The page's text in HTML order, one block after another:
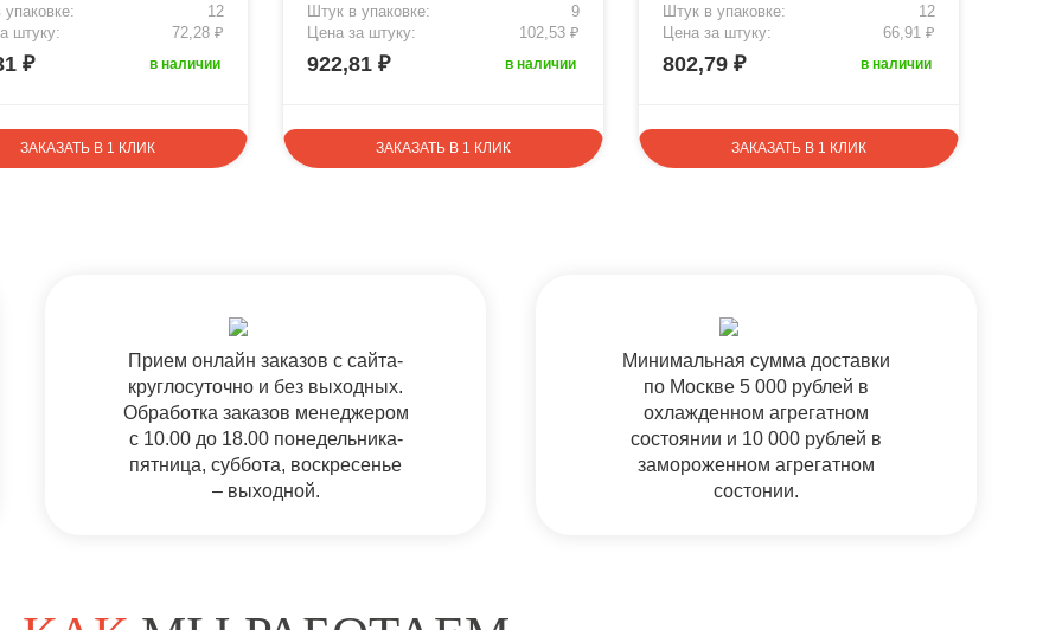
упаковке:
12
штуку:
72,28 ₽
₽ в наличии
ЗАКАЗАТЬ В 1 КЛИК
Штук в упаковке:
9
Цена за штуку:
102,53 ₽
922,81 ₽ в наличии
ЗАКАЗАТЬ В 1 КЛИК
Штук в упаковке:
12
Цена за штуку:
66,91 ₽
802,79 ₽ в наличии
ЗАКАЗАТЬ В 1 КЛИК
Прием онлайн заказов с сайта-
круглосуточно и без выходных.
Обработка заказов менеджером
с 10.00 до 18.00 понедельника-
пятница, суббота, воскресенье
– выходной.
Минимальная сумма доставки
по Москве 5 000 рублей в
охлажденном агрегатном
состоянии и 10 000 рублей в
замороженном агрегатном
состонии.